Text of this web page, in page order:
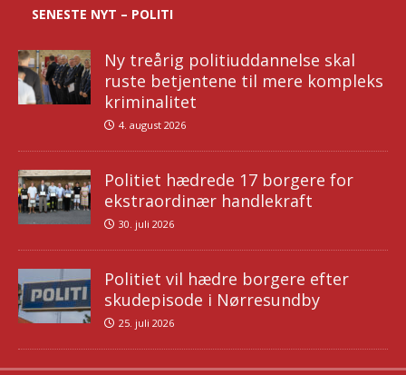
SENESTE NYT – POLITI
Ny treårig politiuddannelse skal
ruste betjentene til mere kompleks
kriminalitet
4. august 2026
Politiet hædrede 17 borgere for
ekstraordinær handlekraft
30. juli 2026
Politiet vil hædre borgere efter
skudepisode i Nørresundby
25. juli 2026